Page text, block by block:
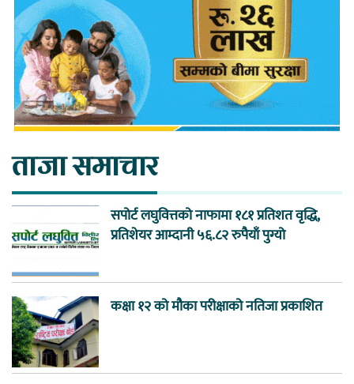
ताजा समाचार
सपोर्ट लघुवित्तको नाफामा १८१ प्रतिशत वृद्धि,
प्रतिशेयर आम्दानी ५६.८२ रुपैयाँ पुग्यो
कक्षा १२ को मौका परीक्षाको नतिजा प्रकाशित